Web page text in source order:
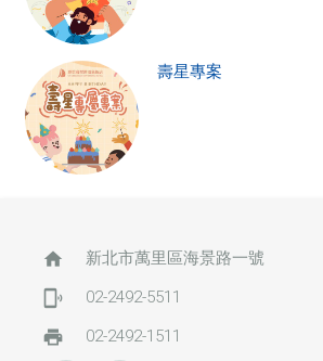
壽星專案
home 新北市萬里區海景路一號
phonelink_ring 02-2492-5511
print 02-2492-1511